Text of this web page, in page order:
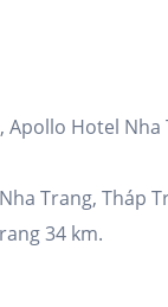
Hotel
Trang,
34 km.